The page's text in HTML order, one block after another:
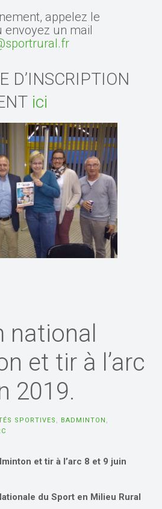
appelez le
envoyez un mail
D’INSCRIPTION
ici
national
et tir à l’arc
2019.
SPORTIVES , BADMINTON ,
et tir à l’arc 8 et 9 juin
du Sport en Milieu Rural